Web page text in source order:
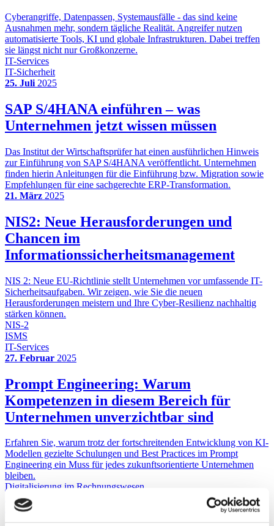
Cyberangriffe, Datenpassen, Systemausfälle - das sind keine
Ausnahmen mehr, sondern tägliche Realität. Angreifer nutzen
automatisierte Tools, KI und globale Infrastrukturen. Dabei treffen
sie längst nicht nur Großkonzerne.
IT-Services
IT-Sicherheit
25. Juli 2025
SAP S/4HANA einführen – was
Unternehmen jetzt wissen müssen
Das Institut der Wirtschaftsprüfer hat einen ausführlichen Hinweis
zur Einführung von SAP S/4HANA veröffentlicht. Unternehmen
finden hierin Anleitungen für die Einführung bzw. Migration sowie
Empfehlungen für eine sachgerechte ERP-Transformation.
21. März 2025
NIS2: Neue Herausforderungen und
Chancen im
Informationssicherheitsmanagement
NIS 2: Neue EU-Richtlinie stellt Unternehmen vor umfassende IT-
Sicherheitsaufgaben. Wir zeigen, wie Sie die neuen
Herausforderungen meistern und Ihre Cyber-Resilienz nachhaltig
stärken können.
NIS-2
ISMS
IT-Services
27. Februar 2025
Prompt Engineering: Warum
Kompetenzen in diesem Bereich für
Unternehmen unverzichtbar sind
Erfahren Sie, warum trotz der fortschreitenden Entwicklung von KI-
Modellen gezielte Schulungen und Best Practices im Prompt
Engineering ein Muss für jedes zukunftsorientierte Unternehmen
bleiben.
Digitalisierung im Rechnungswesen
IT-Services
Prozessberatung
Digitale Transformation